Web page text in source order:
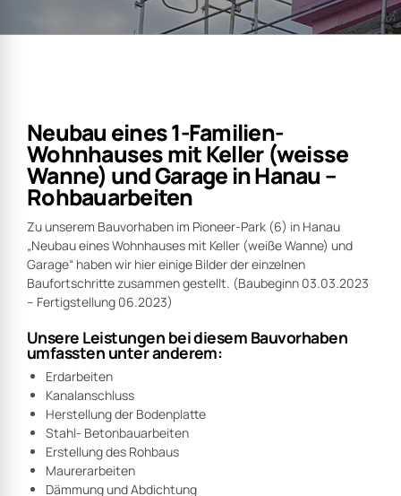
Neubau eines 1-Familien-
Wohnhauses mit Keller (weisse
Wanne) und Garage in Hanau –
Rohbauarbeiten
Zu unserem Bauvorhaben im Pioneer-Park (6) in Hanau
„Neubau eines Wohnhauses mit Keller (weiße Wanne) und
Garage“ haben wir hier einige Bilder der einzelnen
Baufortschritte zusammen gestellt. (Baubeginn 03.03.2023
– Fertigstellung 06.2023)
Unsere Leistungen bei diesem Bauvorhaben
umfassten unter anderem:
Erdarbeiten
Kanalanschluss
Herstellung der Bodenplatte
Stahl- Betonbauarbeiten
Erstellung des Rohbaus
Maurerarbeiten
Dämmung und Abdichtung